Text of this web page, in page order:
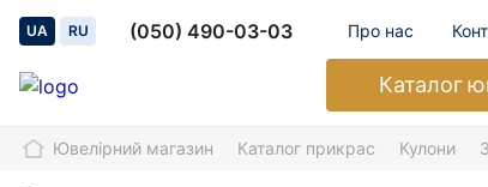
UA RU (050) 490-03-03 Про нас
Каталог
Ювелірний магазин Каталог прикрас Кулони